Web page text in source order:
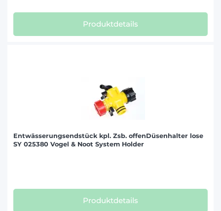
Produktdetails
Entwässerungsendstück kpl. Zsb. offenDüsenhalter lose
SY 025380 Vogel & Noot System Holder
Produktdetails